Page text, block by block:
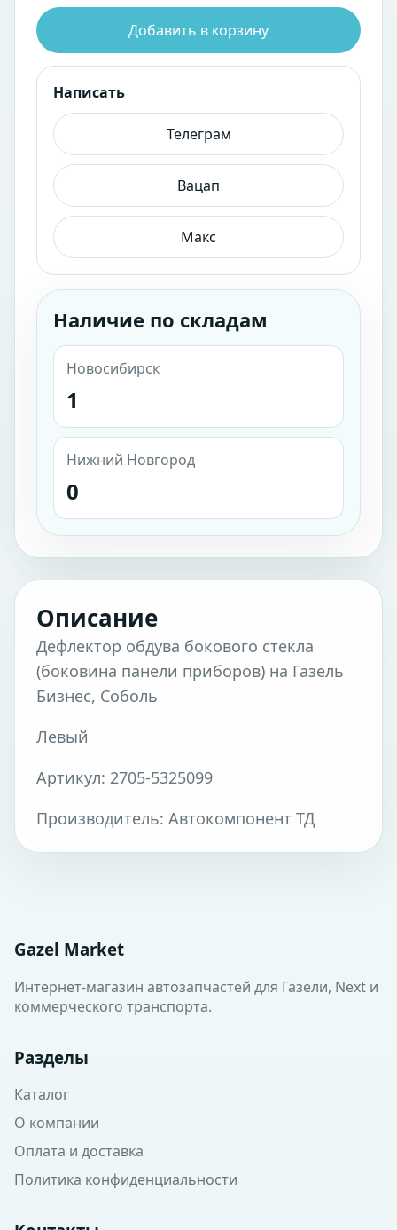
Добавить в корзину
Написать
Телеграм
Вацап
Макс
Наличие по складам
Новосибирск
1
Нижний Новгород
0
Описание
Дефлектор обдува бокового стекла
(боковина панели приборов) на Газель
Бизнес, Соболь
Левый
Артикул: 2705-5325099
Производитель: Автокомпонент ТД
Gazel Market
Интернет-магазин автозапчастей для Газели, Next и
коммерческого транспорта.
Разделы
Каталог
О компании
Оплата и доставка
Политика конфиденциальности